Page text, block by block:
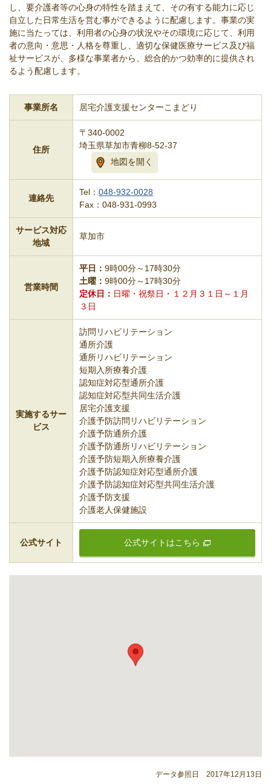
し、要介護者等の心身の特性を踏まえて、その有する能力に応じ
自立した日常生活を営む事ができるように配慮します。事業の実
施に当たっては、利用者の心身の状況やその環境に応じて、利用
者の意向・意思・人格を尊重し、適切な保健医療サービス及び福
祉サービスが、多様な事業者から、総合的かつ効率的に提供され
るよう配慮します。
事業所名 居宅介護支援センターこまどり
住所
〒340-0002
埼玉県草加市青柳8-52-37
地図を開く
連絡先
Tel： 048-932-0028
Fax：048-931-0993
サービス対応
地域
草加市
営業時間
平日
9時00分～17時30分
土曜
9時00分～17時30分
定休日
日曜・祝祭日・１２月３１日～１月
３日
実施するサー
ビス
訪問リハビリテーション
通所介護
通所リハビリテーション
短期入所療養介護
認知症対応型通所介護
認知症対応型共同生活介護
居宅介護支援
介護予防訪問リハビリテーション
介護予防通所介護
介護予防通所リハビリテーション
介護予防短期入所療養介護
介護予防認知症対応型通所介護
介護予防認知症対応型共同生活介護
介護予防支援
介護老人保健施設
公式サイト 公式サイトはこちら
データ参照日 2017年12月13日